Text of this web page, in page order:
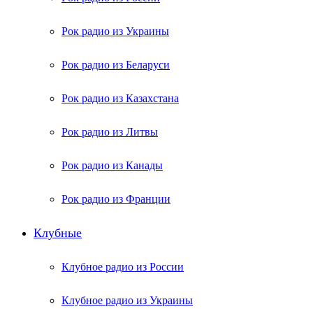
Рок радио из Украины
Рок радио из Беларуси
Рок радио из Казахстана
Рок радио из Литвы
Рок радио из Канады
Рок радио из Франции
Клубные
Клубное радио из России
Клубное радио из Украины